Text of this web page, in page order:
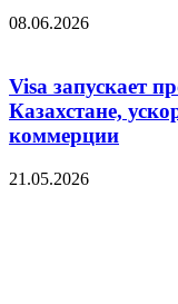
08.06.2026
Visa запускает
Казахстане,
коммерции
21.05.2026